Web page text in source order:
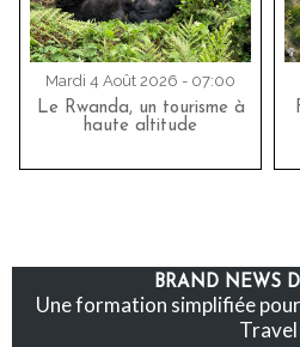
Mardi 4 Août 2026 - 07:00
Le Rwanda, un tourisme à
haute altitude
BRAND NEWS
Une formation simplifiée
Travel